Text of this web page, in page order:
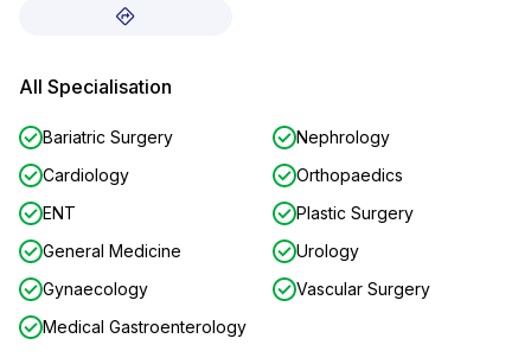
All Specialisation
Bariatric Surgery
Cardiology
ENT
General Medicine
Gynaecology
Medical Gastroenterology
Nephrology
Orthopaedics
Plastic Surgery
Urology
Vascular Surgery